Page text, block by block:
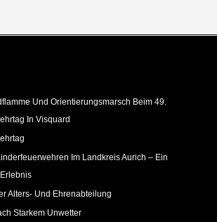
Und Orientierungsmarsch Beim 49.
In Visquard
Im Landkreis Aurich – Ein
Alters- Und Ehrenabteilung
Starkem Unwetter